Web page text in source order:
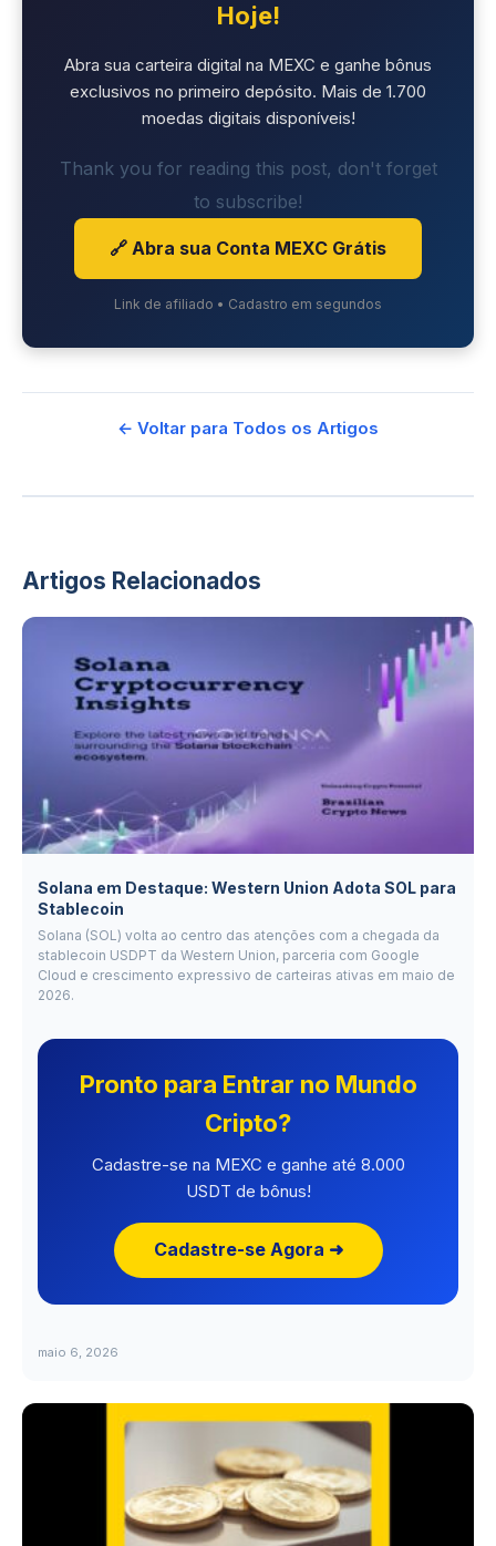
Hoje!
Abra sua carteira digital na MEXC e ganhe bônus
exclusivos no primeiro depósito. Mais de 1.700
moedas digitais disponíveis!
Thank you for reading this post, don't forget
to subscribe!
🔗 Abra sua Conta MEXC Grátis
Link de afiliado • Cadastro em segundos
← Voltar para Todos os Artigos
Artigos Relacionados
Solana em Destaque: Western Union Adota SOL para
Stablecoin
Solana (SOL) volta ao centro das atenções com a chegada da
stablecoin USDPT da Western Union, parceria com Google
Cloud e crescimento expressivo de carteiras ativas em maio de
2026.
Pronto para Entrar no Mundo
Cripto?
Cadastre-se na MEXC e ganhe até 8.000
USDT de bônus!
Cadastre-se Agora ➜
maio 6, 2026